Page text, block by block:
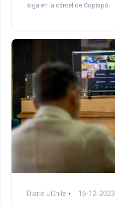
siga en la cárcel de Copiapó.
Diario UChile 16-12-2023